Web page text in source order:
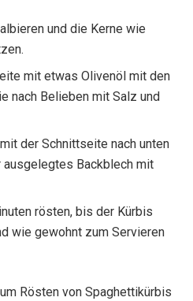
und die Kerne wie
mit etwas Olivenöl mit den
nach Belieben mit Salz und
der Schnittseite nach unten
ausgelegtes Backblech mit
rösten, bis der Kürbis
wie gewohnt zum Servieren
Rösten von Spaghettikürbis